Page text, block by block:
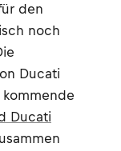
den
noch
Ducati
Ducati